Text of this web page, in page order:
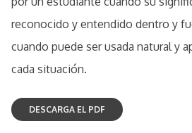
reconocido y entendido dentro y
cuando puede ser usada natural y
cada situación.